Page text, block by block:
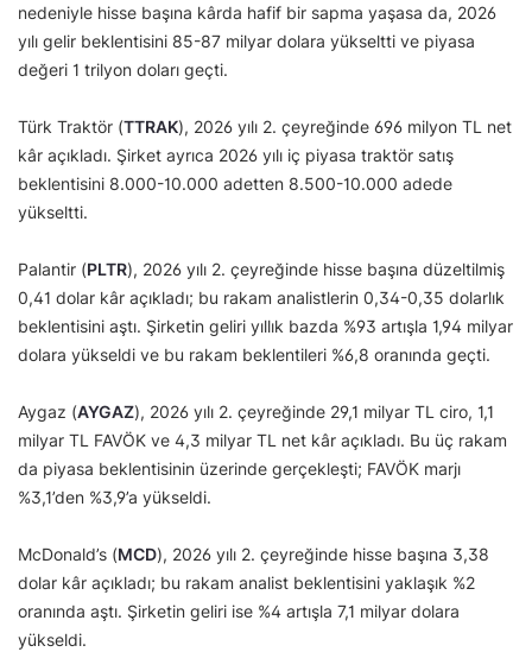
nedeniyle hisse başına kârda hafif bir sapma yaşasa da, 2026
yılı gelir beklentisini 85-87 milyar dolara yükseltti ve piyasa
değeri 1 trilyon doları geçti.
Türk Traktör (TTRAK), 2026 yılı 2. çeyreğinde 696 milyon TL net
kâr açıkladı. Şirket ayrıca 2026 yılı iç piyasa traktör satış
beklentisini 8.000-10.000 adetten 8.500-10.000 adede
yükseltti.
Palantir (PLTR), 2026 yılı 2. çeyreğinde hisse başına düzeltilmiş
0,41 dolar kâr açıkladı; bu rakam analistlerin 0,34-0,35 dolarlık
beklentisini aştı. Şirketin geliri yıllık bazda %93 artışla 1,94 milyar
dolara yükseldi ve bu rakam beklentileri %6,8 oranında geçti.
Aygaz (AYGAZ), 2026 yılı 2. çeyreğinde 29,1 milyar TL ciro, 1,1
milyar TL FAVÖK ve 4,3 milyar TL net kâr açıkladı. Bu üç rakam
da piyasa beklentisinin üzerinde gerçekleşti; FAVÖK marjı
%3,1’den %3,9’a yükseldi.
McDonald’s (MCD), 2026 yılı 2. çeyreğinde hisse başına 3,38
dolar kâr açıkladı; bu rakam analist beklentisini yaklaşık %2
oranında aştı. Şirketin geliri ise %4 artışla 7,1 milyar dolara
yükseldi.